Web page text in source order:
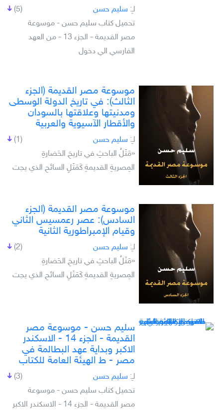
(5) لـِ: سليم حسن
تحميل كتاب سليم حسن - موسوعة
مصر القديمة - الجزء 13 - من العهد
الفارسي الي دخول
موسوعة مصر القديمة (الجزء
الثالث): في تاريخ الدولة الوسطى
ومدنيتها وعلاقتها بالسودان
والأقطار الآسيوية والعربية
(1) لـِ: سليم حسن
«مَثَلُ الباحثِ في تاريخِ الحَضارةِ
المِصريةِ القديمةِ كَمَثَلِ السائحِ الذي يجت
موسوعة مصر القديمة (الجزء
السادس): عصر رعمسيس الثاني
وقيام الإمبراطورية الثانية
(2) لـِ: سليم حسن
«مَثَلُ الباحثِ في تاريخِ الحَضارةِ
المِصريةِ القديمةِ كَمَثَلِ السائحِ الذي يجت
سليم حسن - موسوعة مصر
القديمة - الجزء 14 - الاسكندر
الاكبر وبداية عهد البطالمة في
مصر - ط الهيئة العامة للكتاب
(3) لـِ: سليم حسن
تحميل كتاب سليم حسن - موسوعة
مصر القديمة - الجزء 14 - الاسكندر الاكبر